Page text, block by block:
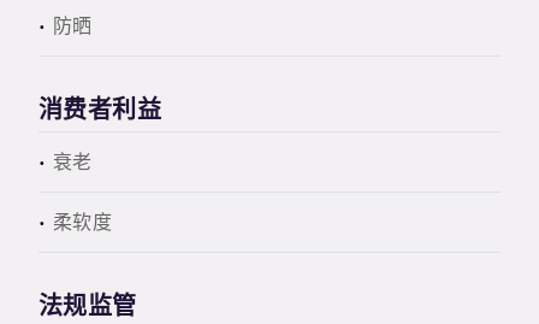
防晒
消费者利益
衰老
柔软度
法规监管